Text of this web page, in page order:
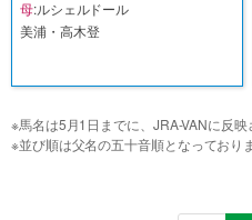
母:ルシェルドール
美浦・高木登
※馬名は5月1日までに、JRA-VANに反映
※並び順は父名の五十音順となっておりま